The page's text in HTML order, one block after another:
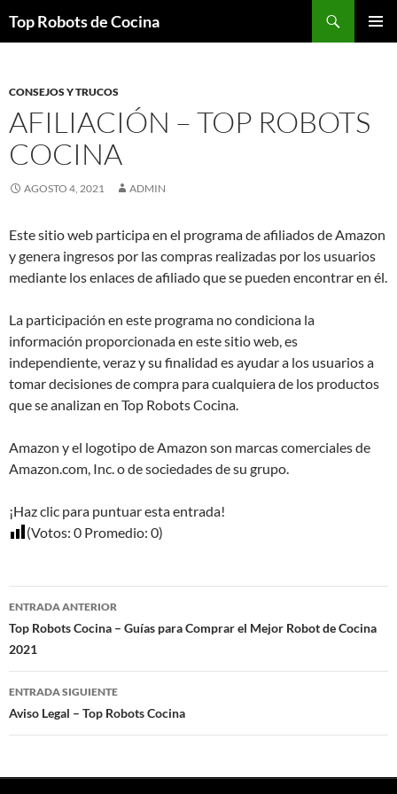
Top Robots de Cocina
CONSEJOS Y TRUCOS
AFILIACIÓN – TOP ROBOTS
COCINA
AGOSTO 4, 2021 ADMIN
Este sitio web participa en el programa de afiliados de Amazon
y genera ingresos por las compras realizadas por los usuarios
mediante los enlaces de afiliado que se pueden encontrar en él.
La participación en este programa no condiciona la
información proporcionada en este sitio web, es
independiente, veraz y su finalidad es ayudar a los usuarios a
tomar decisiones de compra para cualquiera de los productos
que se analizan en Top Robots Cocina.
Amazon y el logotipo de Amazon son marcas comerciales de
Amazon.com, Inc. o de sociedades de su grupo.
¡Haz clic para puntuar esta entrada!
(Votos: 0 Promedio: 0)
Navegación
de
entradas
ENTRADA ANTERIOR
Top Robots Cocina – Guías para Comprar el Mejor Robot de Cocina
2021
ENTRADA SIGUIENTE
Aviso Legal – Top Robots Cocina